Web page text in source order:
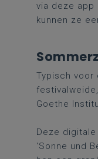
via deze app
kunnen ze
Typisch voor
Goethe
Deze
‘Sonne und